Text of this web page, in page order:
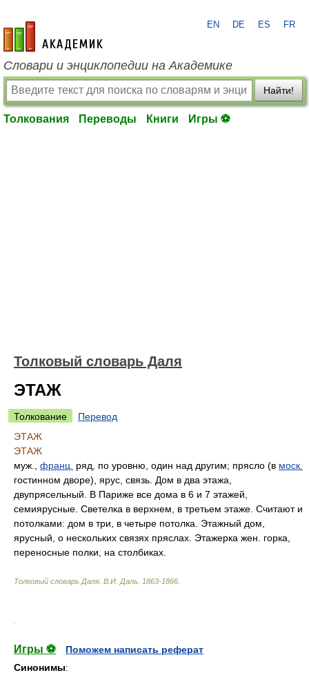
academic.ru
EN DE ES FR
Словари и энциклопедии на Академике
Найти!
Толкования Переводы Книги Игры ⚽
Толковый словарь Даля
ЭТАЖ
Толкование
Перевод
ЭТАЖ
ЭТАЖ
муж., франц. ряд, по уровню, один над другим; прясло (в моск.
гостинном дворе), ярус, связь. Дом в два этажа,
двупрясельный. В Париже все дома в 6 и 7 этажей,
семиярусные. Светелка в верхнем, в третьем этаже. Считают и
потолками: дом в три, в четыре потолка. Этажный дом,
ярусный, о нескольких связях пряслах. Этажерка жен. горка,
переносные полки, на столбиках.
Толковый словарь Даля В.И. Даль. 1863-1866
Игры ⚽
Поможем написать реферат
Синонимы: